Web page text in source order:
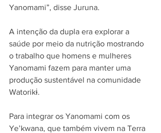
Yanomami”, disse Juruna.
A intenção da dupla era explorar a
saúde por meio da nutrição mostrando
o trabalho que homens e mulheres
Yanomami fazem para manter uma
produção sustentável na comunidade
Watorikɨ.
Para integrar os Yanomami com os
Ye’kwana, que também vivem na Terra